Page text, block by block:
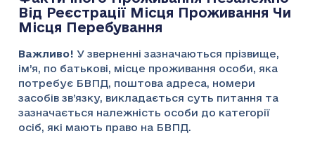
Від Реєстрації Місця Проживання Чи
Місця Перебування
Важливо! У зверненні зазначаються прізвище,
ім’я, по батькові, місце проживання особи, яка
потребує БВПД, поштова адреса, номери
засобів зв’язку, викладається суть питання та
зазначається належність особи до категорії
осіб, які мають право на БВПД.